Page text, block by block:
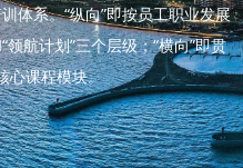
体系。“纵向”即按员工职业发展
领航计划”三个层级；“横向”即贯
心课程模块。